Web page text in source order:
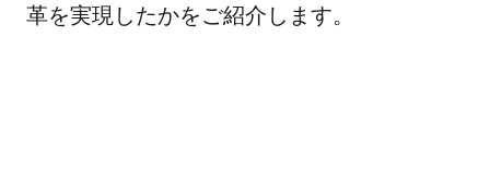
革を実現したかをご紹介します。